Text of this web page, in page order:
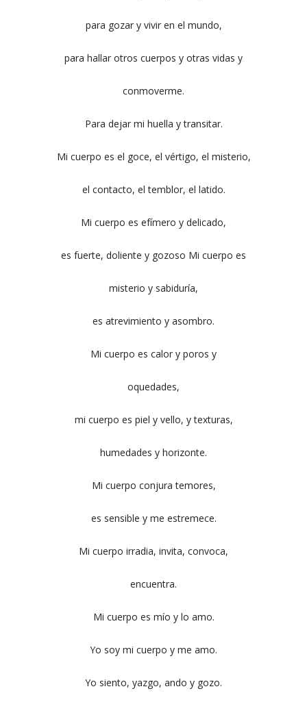
para gozar y vivir en el mundo,
para hallar otros cuerpos y otras vidas y
conmoverme.
Para dejar mi huella y transitar.
Mi cuerpo es el goce, el vértigo, el misterio,
el contacto, el temblor, el latido.
Mi cuerpo es efímero y delicado,
es fuerte, doliente y gozoso Mi cuerpo es
misterio y sabiduría,
es atrevimiento y asombro.
Mi cuerpo es calor y poros y
oquedades,
mi cuerpo es piel y vello, y texturas,
humedades y horizonte.
Mi cuerpo conjura temores,
es sensible y me estremece.
Mi cuerpo irradia, invita, convoca,
encuentra.
Mi cuerpo es mío y lo amo.
Yo soy mi cuerpo y me amo.
Yo siento, yazgo, ando y gozo.